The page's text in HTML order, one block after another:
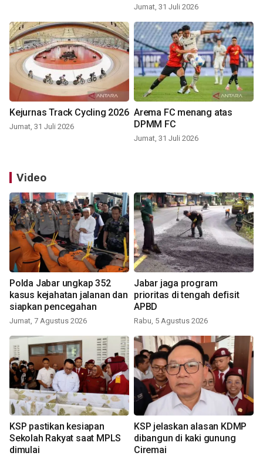
Jumat, 31 Juli 2026
Kejurnas Track Cycling 2026
Jumat, 31 Juli 2026
Arema FC menang atas
DPMM FC
Jumat, 31 Juli 2026
Video
Polda Jabar ungkap 352
kasus kejahatan jalanan dan
siapkan pencegahan
Jumat, 7 Agustus 2026
Jabar jaga program
prioritas di tengah defisit
APBD
Rabu, 5 Agustus 2026
KSP pastikan kesiapan
Sekolah Rakyat saat MPLS
dimulai
KSP jelaskan alasan KDMP
dibangun di kaki gunung
Ciremai